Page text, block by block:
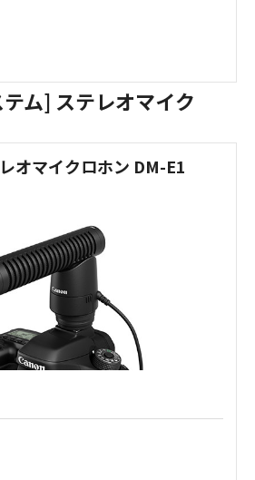
ム] ステレオマイク
オマイクロホン DM-E1